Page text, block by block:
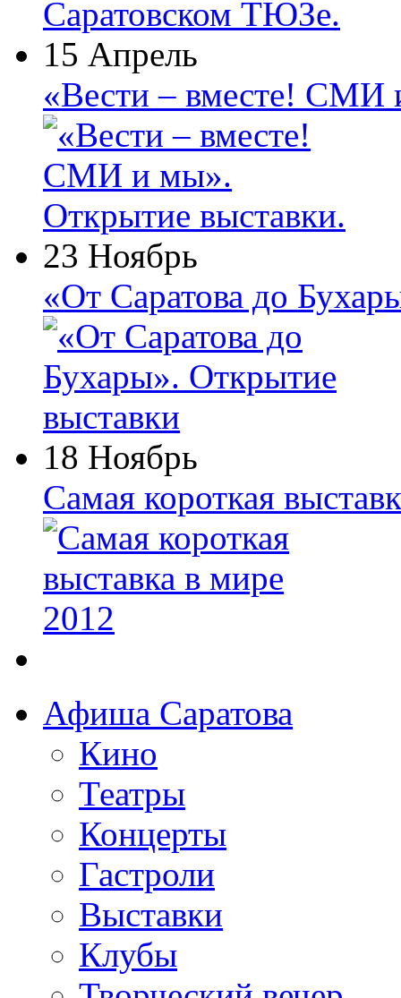
15 Апрель
«Вести – вместе! СМИ
23 Ноябрь
«От Саратова до
18 Ноябрь
Самая короткая
Афиша Саратова
Кино
Театры
Концерты
Гастроли
Выставки
Клубы